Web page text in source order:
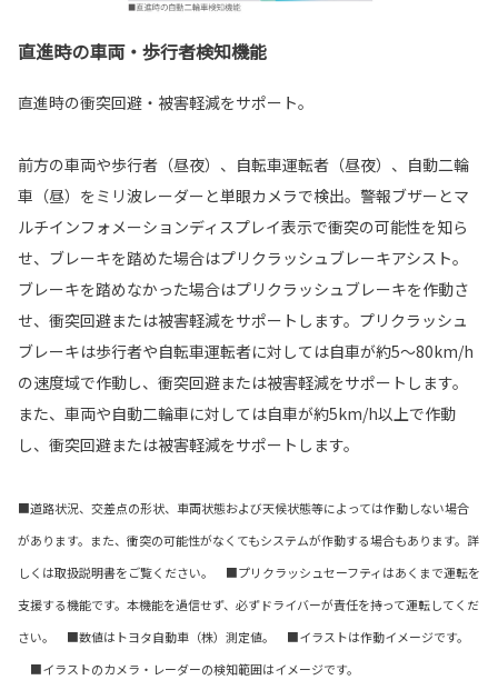
直進時の車両・歩行者検知機能
直進時の衝突回避・被害軽減をサポート。
前方の車両や歩行者（昼夜）、自転車運転者（昼夜）、自動二輪
車（昼）をミリ波レーダーと単眼カメラで検出。警報ブザーとマ
ルチインフォメーションディスプレイ表示で衝突の可能性を知ら
せ、ブレーキを踏めた場合はプリクラッシュブレーキアシスト。
ブレーキを踏めなかった場合はプリクラッシュブレーキを作動さ
せ、衝突回避または被害軽減をサポートします。プリクラッシュ
ブレーキは歩行者や自転車運転者に対しては自車が約5〜80km/h
の速度域で作動し、衝突回避または被害軽減をサポートします。
また、車両や自動二輪車に対しては自車が約5km/h以上で作動
し、衝突回避または被害軽減をサポートします。
■道路状況、交差点の形状、車両状態および天候状態等によっては作動しない場合
があります。また、衝突の可能性がなくてもシステムが作動する場合もあります。詳
しくは取扱説明書をご覧ください。 ■プリクラッシュセーフティはあくまで運転を
支援する機能です。本機能を過信せず、必ずドライバーが責任を持って運転してくだ
さい。 ■数値はトヨタ自動車（株）測定値。 ■イラストは作動イメージです。
■イラストのカメラ・レーダーの検知範囲はイメージです。